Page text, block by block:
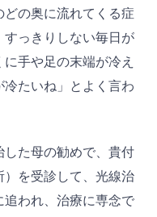
の奥に流れてくる症
っきりしない毎日が
手や足の末端が冷え
たいね」とよく言わ
た母の勧めで、貴付
）を受診して、光線治
われ、治療に専念で